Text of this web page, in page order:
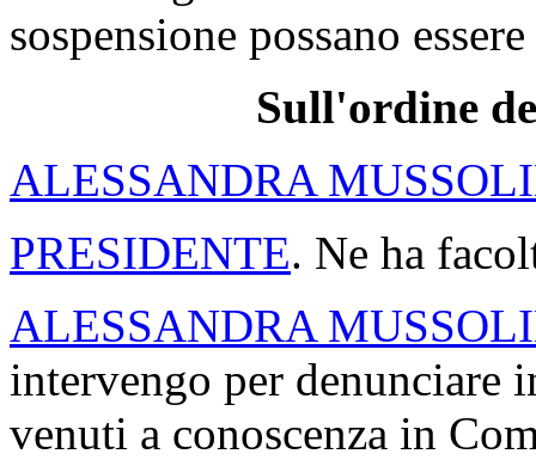
sospensione possano
Sull'ordine
ALESSANDRA
PRESIDENTE. Ne ha
ALESSANDRA
intervengo per denunciare
venuti a conoscenza in